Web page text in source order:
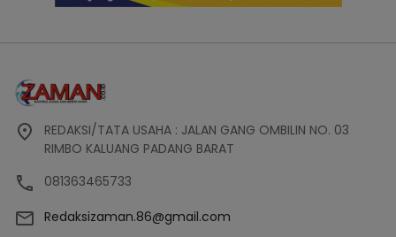
REDAKSI/TATA USAHA : JALAN GANG OMBILIN NO. 03
RIMBO KALUANG PADANG BARAT
081363465733
Redaksizaman.86@gmail.com